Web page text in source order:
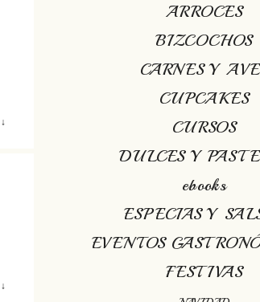
↓
↓
ARROCES
BIZCOCHOS
CARNES Y
CUPCAKES
CURSOS
DULCES Y
ebooks
ESPECIAS Y
EVENTOS
FESTIVAS